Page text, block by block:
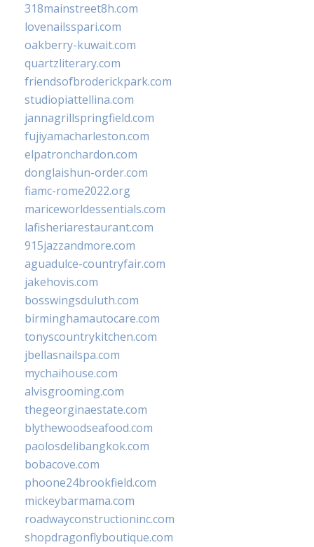
318mainstreet8h.com
lovenailsspari.com
oakberry-kuwait.com
quartzliterary.com
friendsofbroderickpark.com
studiopiattellina.com
jannagrillspringfield.com
fujiyamacharleston.com
elpatronchardon.com
donglaishun-order.com
fiamc-rome2022.org
mariceworldessentials.com
lafisheriarestaurant.com
915jazzandmore.com
aguadulce-countryfair.com
jakehovis.com
bosswingsduluth.com
birminghamautocare.com
tonyscountrykitchen.com
jbellasnailspa.com
mychaihouse.com
alvisgrooming.com
thegeorginaestate.com
blythewoodseafood.com
paolosdelibangkok.com
bobacove.com
phoone24brookfield.com
mickeybarmama.com
roadwayconstructioninc.com
shopdragonflyboutique.com